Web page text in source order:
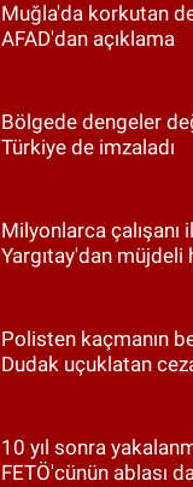
Muğla'da korkutan
AFAD'dan açıklama
Bölgede dengeler
Türkiye de imzaladı
Milyonlarca çalışanı
Yargıtay'dan müjdeli
Polisten kaçmanın
Dudak uçuklatan
10 yıl sonra
FETÖ'cünün ablası